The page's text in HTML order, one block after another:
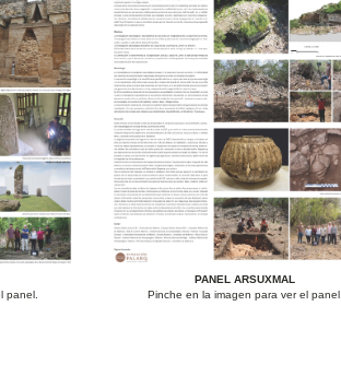
panel.
PANEL ARSUXMAL
Pinche en la imagen para ver el panel.